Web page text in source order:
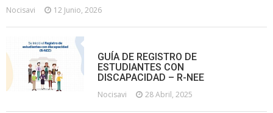
Nocisavi 12 Junio, 2026
GUÍA DE REGISTRO DE
ESTUDIANTES CON
DISCAPACIDAD – R-NEE
Nocisavi 28 Abril, 2025